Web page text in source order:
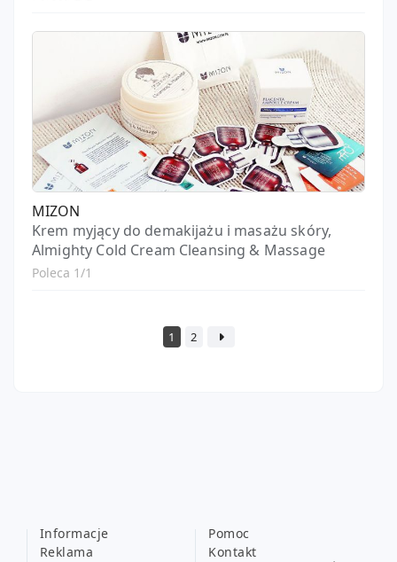
MIZON
Krem myjący do demakijażu i masażu skóry,
Almighty Cold Cream Cleansing & Massage
Poleca 1/1
1 2
Informacje
Reklama
Pomoc
Kontakt